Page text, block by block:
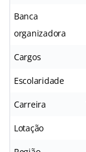
Banca
organizadora
Cargos
Escolaridade
Carreira
Lotação